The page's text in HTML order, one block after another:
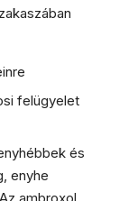
felügyelet
és
enyhe